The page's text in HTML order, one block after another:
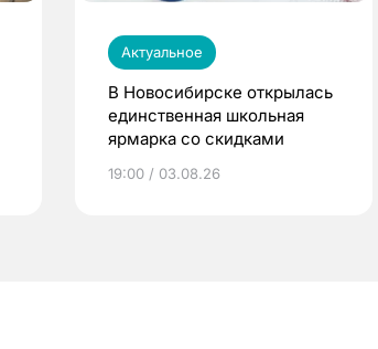
Актуальное
В Новосибирске открылась
единственная школьная
ярмарка со скидками
19:00 / 03.08.26